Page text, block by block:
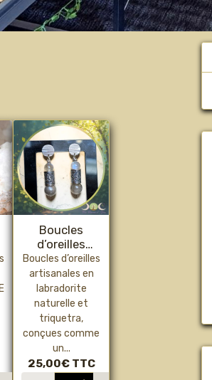
Boucles
d’oreilles
Labradorite &
Triquetra –
Bijou de
protection
énergétique
et intuition
(acier
inoxydable,
pièce unique)
Boucles d’oreilles
artisanales en
labradorite
naturelle et
triquetra,
conçues comme
un...
25,00€ TTC